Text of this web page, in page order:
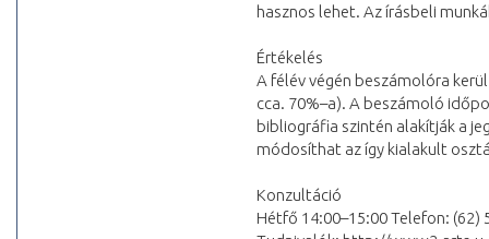
hasznos lehet. Az írásbeli
Értékelés
A félév végén beszámolóra
cca. 70%–a). A beszámoló
bibliográfia szintén alakítják a
módosíthat az így kialakult
Konzultáció
Hétfő 14:00–15:00 Telefon: (62)